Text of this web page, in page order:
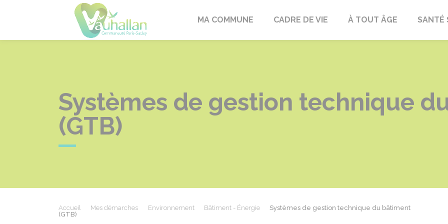
VauhallanMA COMMUNE CADRE DE VIE À TOUT ÂGE SANTÉ
Systèmes de gestion technique
(GTB)
Accueil Mes démarches Environnement Bâtiment - Énergie
Systèmes de gestion technique du bâtiment
(GTB)